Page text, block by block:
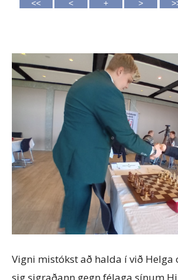
Vigni mistókst að halda í við Helga